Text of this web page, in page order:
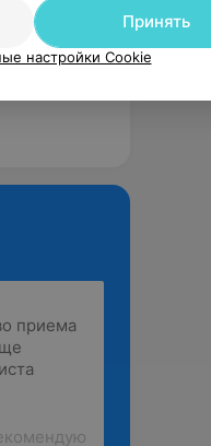
Принять
настройки Cookie